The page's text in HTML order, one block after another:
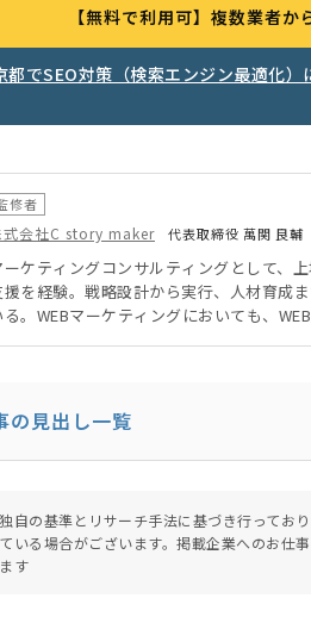
【無料で利用可】複数業者か
都でSEO対策（検索エンジン最適化
修者
式会社C story maker 代表取締役 萬関 良輔
ーケティングコンサルティングとして、
援を経験。戦略設計から実行、人材育成
る。WEBマーケティングにおいても、
の見出し一覧
自の基準とリサーチ手法に基づき行ってお
いる場合がございます。掲載企業へのお仕
す